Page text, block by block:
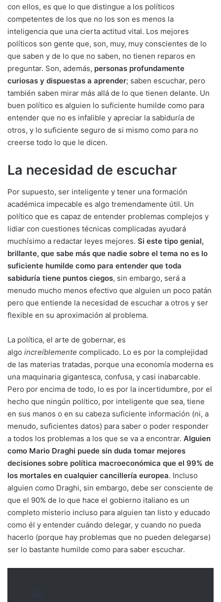
con ellos, es que lo que distingue a los políticos
competentes de los que no los son es menos la
inteligencia que una cierta actitud vital. Los mejores
políticos son gente que, son, muy, muy conscientes de lo
que saben y de lo que no saben, no tienen reparos en
preguntar. Son, además, personas profundamente
curiosas y dispuestas a aprender; saben escuchar, pero
también saben mirar más allá de lo que tienen delante. Un
buen político es alguien lo suficiente humilde como para
entender que no es infalible y apreciar la sabiduría de
otros, y lo suficiente seguro de si mismo como para no
creerse todo lo que le dicen.
La necesidad de escuchar
Por supuesto, ser inteligente y tener una formación
académica impecable es algo tremendamente útil. Un
político que es capaz de entender problemas complejos y
lidiar con cuestiones técnicas complicadas ayudará
muchísimo a redactar leyes mejores. Si este tipo genial,
brillante, que sabe más que nadie sobre el tema no es lo
suficiente humilde como para entender que toda
sabiduría tiene puntos ciegos, sin embargo, será a
menudo mucho menos efectivo que alguien un poco patán
pero que entiende la necesidad de escuchar a otros y ser
flexible en su aproximación al problema.
La política, el arte de gobernar, es
algo increíblemente complicado. Lo es por la complejidad
de las materias tratadas, porque una economía moderna es
una maquinaria gigantesca, confusa, y casi inabarcable.
Pero por encima de todo, lo es por la incertidumbre, por el
hecho que ningún político, por inteligente que sea, tiene
en sus manos o en su cabeza suficiente información (ni, a
menudo, suficientes datos) para saber o poder responder
a todos los problemas a los que se va a encontrar. Alguien
como Mario Draghi puede sin duda tomar mejores
decisiones sobre política macroeconómica que el 99% de
los mortales en cualquier cancillería europea. Incluso
alguien como Draghi, sin embargo, debe ser consciente de
que el 90% de lo que hace el gobierno italiano es un
completo misterio incluso para alguien tan listo y educado
como él y entender cuándo delegar, y cuando no pueda
hacerlo (porque hay problemas que no pueden delegarse)
ser lo bastante humilde como para saber escuchar.